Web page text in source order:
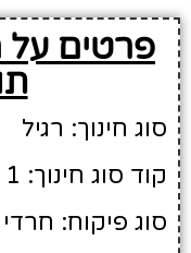
פרטים על
סוג חינוך: רגיל
קוד סוג חינוך: 1
סוג פיקוח: חרדי